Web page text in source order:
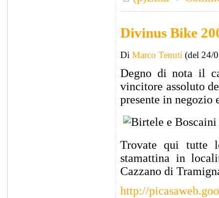
Divinus Bike
Di Marco Tenuti (del 24/
Degno di nota il
vincitore assoluto
presente in negozio
Trovate qui tutte
stamattina in
Cazzano di
http://